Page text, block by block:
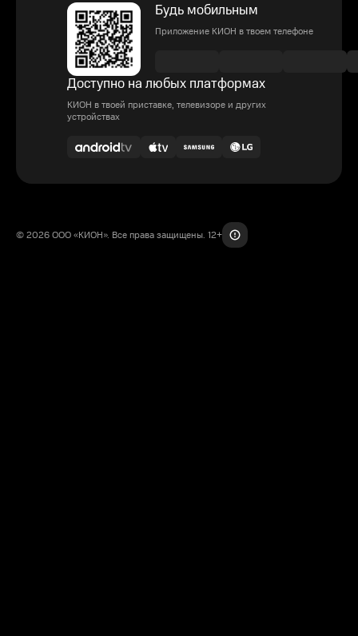
Будь мобильным
Приложение КИОН в твоем телефоне
Доступно на любых платформах
КИОН в твоей приставке, телевизоре и других
устройствах
© 2026 ООО «КИОН». Все права защищены. 12+